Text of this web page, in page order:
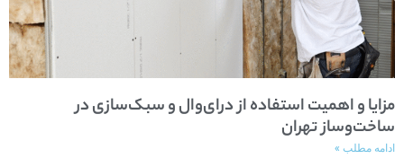
مزایا و اهمیت استفاده از درای‌وال و سبک‌سازی در
ساخت‌وساز تهران
ادامه مطلب »